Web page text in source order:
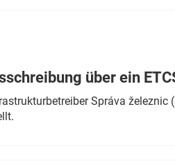
über ein
Správa